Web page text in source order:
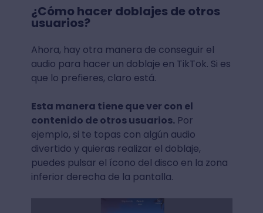
¿Cómo hacer doblajes de otros
usuarios?
Ahora, hay otra manera de conseguir el
audio para hacer un doblaje en TikTok. Si es
que lo prefieres, claro está.
Esta manera tiene que ver con el
contenido de otros usuarios.Por
ejemplo, si te topas con algún audio
divertido y quieras realizar el doblaje,
puedes pulsar el ícono del disco en la zona
inferior derecha de la pantalla.